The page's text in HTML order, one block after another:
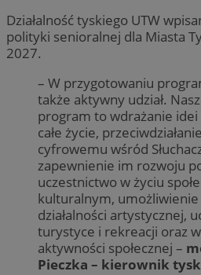
Działalność tyskiego UTW
polityki senioralnej dla Miasta
2027.
– W przygotowaniu
także aktywny udział.
program to wdrażanie idei
całe życie,
cyfrowemu wśród
zapewnienie im rozwoju
uczestnictwo w życiu
kulturalnym,
działalności artystycznej,
turystyce i rekreacji oraz
aktywności społecznej –
Pieczka – kierownik